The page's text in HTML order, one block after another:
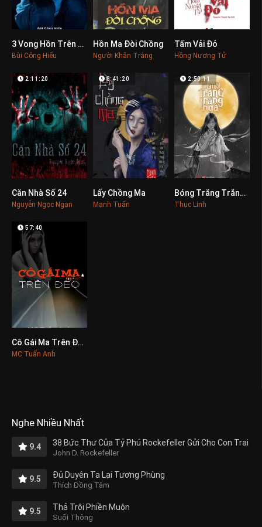
0
3 Vong Hồn Trên Cây Đa
Bùi Công Hiếu
0
Hồn Ma Đòi Chồng
Người Khăn Trắng
Tấm Vải Đỏ
Hồng Nương Tử
2:11:20
Căn Nhà Số 24
Nguyễn Ngọc Ngạn
8:41:20
Lấy Chồng Ma
Mạnh Tuấn
0
2:50:11
Bóng Trăng Trắng Ngà
Thục Linh
0
57:40
Cô Gái Ma Trên Đèo
MC Tuấn Anh
Nghe Nhiều Nhất
9.4 38 Bức Thư Của Tỷ Phú Rockefeller Gửi Cho Con Trai
John D. Rockefeller
9.5 Đủ Duyên Ta Lại Tương Phùng
Thích Đồng Tâm
9.5 Thả Trôi Phiền Muộn
Suối Thông